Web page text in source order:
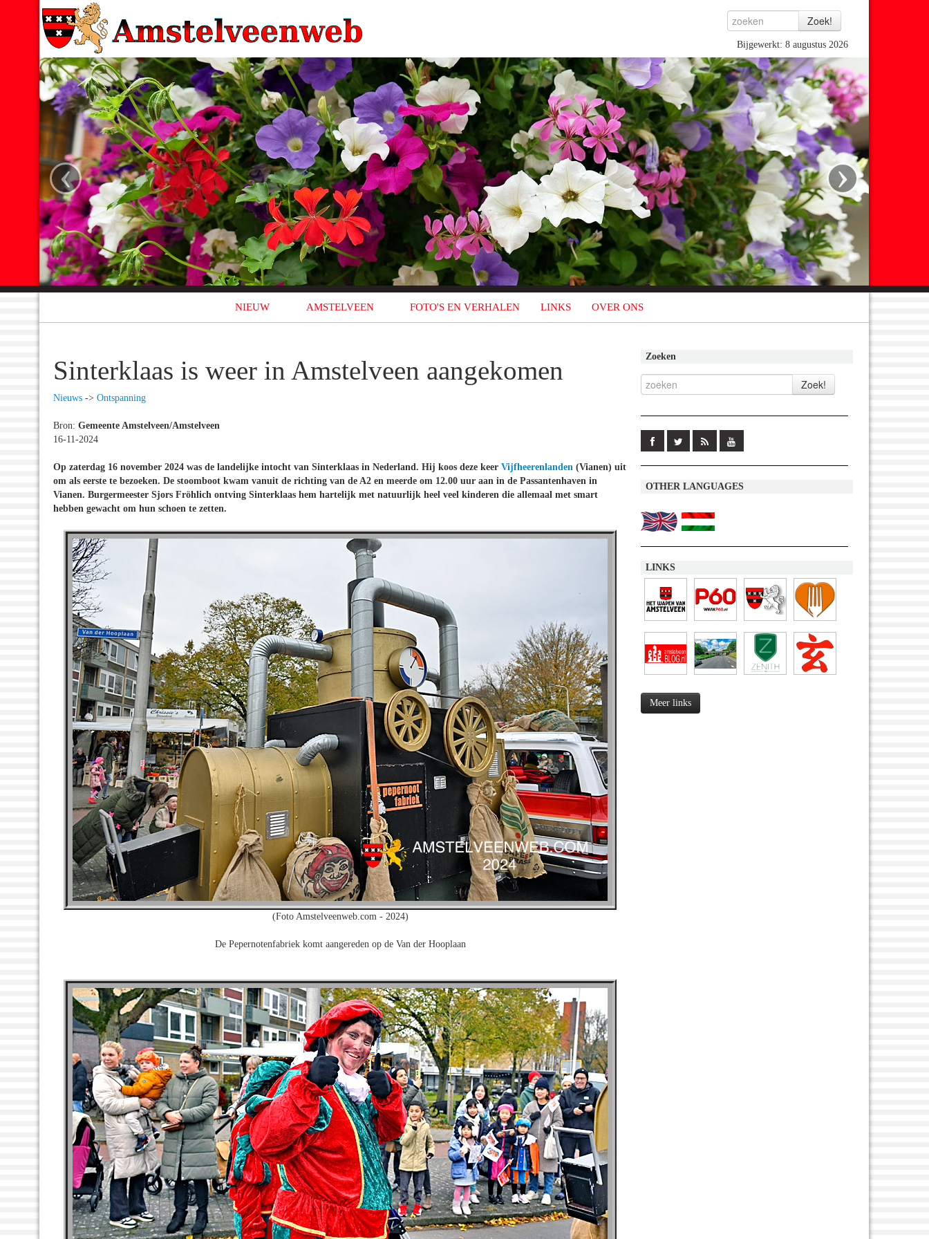
Bijgewerkt: 8 augustus 2026
‹ ›
NIEUW AMSTELVEEN FOTO'S EN VERHALEN LINKS OVER ONS
Sinterklaas is weer in Amstelveen aangekomen
Nieuws -> Ontspanning
Bron: Gemeente Amstelveen/Amstelveen
16-11-2024
Op zaterdag 16 november 2024 was de landelijke intocht van Sinterklaas in Nederland. Hij koos deze keer Vijfheerenlanden (Vianen) uit
om als eerste te bezoeken. De stoomboot kwam vanuit de richting van de A2 en meerde om 12.00 uur aan in de Passantenhaven in
Vianen. Burgermeester Sjors Fröhlich ontving Sinterklaas hem hartelijk met natuurlijk heel veel kinderen die allemaal met smart
hebben gewacht om hun schoen te zetten.
(Foto Amstelveenweb.com - 2024)
De Pepernotenfabriek komt aangereden op de Van der Hooplaan
Zoeken
OTHER LANGUAGES
LINKS
Meer links